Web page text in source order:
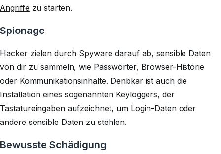
Angriffe zu starten.
Spionage
Hacker zielen durch Spyware darauf ab, sensible Daten
von dir zu sammeln, wie Passwörter, Browser-Historie
oder Kommunikationsinhalte. Denbkar ist auch die
Installation eines sogenannten Keyloggers, der
Tastatureingaben aufzeichnet, um Login-Daten oder
andere sensible Daten zu stehlen.
Bewusste Schädigung